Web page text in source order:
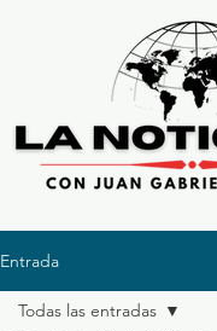
Entrada
Todas las entradas